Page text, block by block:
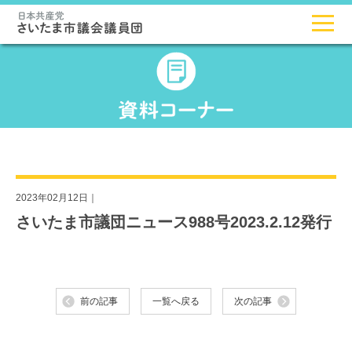
2023年02月12日｜
さいたま市議団ニュース988号2023.2.12発行
前の記事 一覧へ戻る 次の記事